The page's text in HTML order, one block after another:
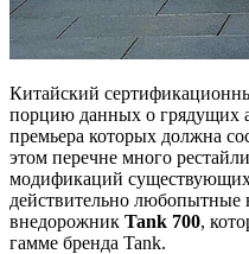
Китайский
порцию данных о грядущих
премьера которых должна
этом перечне много
модификаций
действительно
внедорожник Tank 700,
гамме бренда Tank.